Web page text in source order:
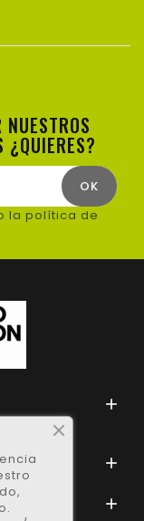
¿QUIERES?
la política de


